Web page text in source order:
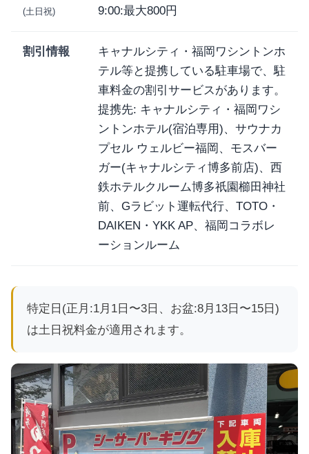
(土日祝)
9:00:最大800円
割引情報
キャナルシティ・福岡ワシントンホ
テル等と提携している駐車場で、駐
車料金の割引サービスがあります。
提携先: キャナルシティ・福岡ワシ
ントンホテル(宿泊専用)、サウナカ
プセル ウェルビー福岡、モスバー
ガー(キャナルシティ博多前店)、西
鉄ホテルクルーム博多祇園櫛田神社
前、Gラビット運転代行、TOTO・
DAIKEN・YKK AP、福岡コラボレ
ーションルーム
特定日(正月:1月1日〜3日、お盆:8月13日〜15日)
は土日祝料金が適用されます。